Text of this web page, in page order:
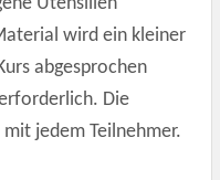
wird ein kleiner
abgesprochen
Die
jedem Teilnehmer.